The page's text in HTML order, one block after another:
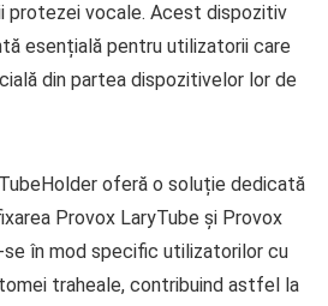
protezei vocale. Acest dispozitiv
esențială pentru utilizatorii care
din partea dispozitivelor lor de
oferă o soluție dedicată
Provox LaryTube și Provox
se în mod specific utilizatorilor cu
traheale, contribuind astfel la